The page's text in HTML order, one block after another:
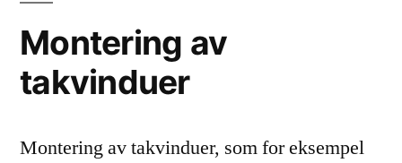
Montering av
takvinduer
Montering av takvinduer, som for eksempel